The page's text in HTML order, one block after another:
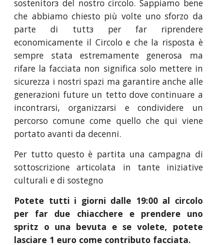
sostenitorз del nostro circolo. Sappiamo bene
che abbiamo chiesto più volte uno sforzo da
parte di tuttз per far riprendere
economicamente il Circolo e che la risposta è
sempre stata estremamente generosa ma
rifare la facciata non significa solo mettere in
sicurezza i nostri spazi ma garantire anche alle
generazioni future un tetto dove continuare a
incontrarsi, organizzarsi e condividere un
percorso comune come quello che qui viene
portato avanti da decenni.
Per tutto questo è partita una campagna di
sottoscrizione articolata in tante iniziative
culturali e di sostegno
Potete tutti i giorni dalle 19:00 al circolo
per far due chiacchere e prendere uno
spritz o una bevuta e se volete, potete
lasciare 1 euro come contributo facciata.